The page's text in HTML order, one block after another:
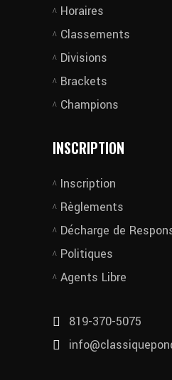
Horaires
Classements
Divisions
Brackets
Champions
INSCRIPTION
Inscription
Règlements
Décharge de
Politiques
Agents Libre
819-370-5075